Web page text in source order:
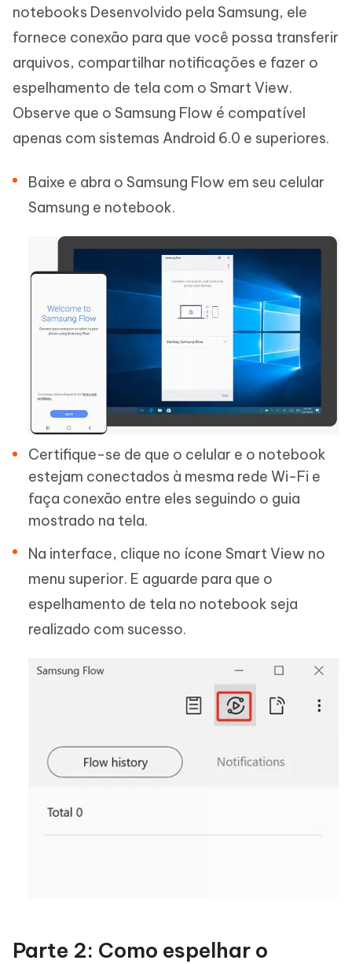
notebooks Desenvolvido pela Samsung, ele
fornece conexão para que você possa transferir
arquivos, compartilhar notificações e fazer o
espelhamento de tela com o Smart View.
Observe que o Samsung Flow é compatível
apenas com sistemas Android 6.0 e superiores.
Baixe e abra o Samsung Flow em seu celular
Samsung e notebook.
Certifique-se de que o celular e o notebook
estejam conectados à mesma rede Wi-Fi e
faça conexão entre eles seguindo o guia
mostrado na tela.
Na interface, clique no ícone Smart View no
menu superior. E aguarde para que o
espelhamento de tela no notebook seja
realizado com sucesso.
Parte 2: Como espelhar o